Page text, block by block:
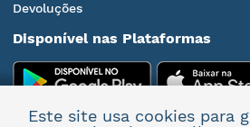
Devoluções
Disponível nas Plataformas
Este site usa cookies para